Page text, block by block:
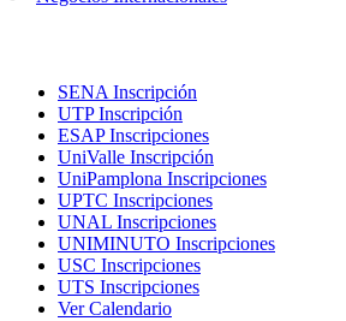
SENA Inscripción
UTP Inscripción
ESAP Inscripciones
UniValle Inscripción
UniPamplona Inscripciones
UPTC Inscripciones
UNAL Inscripciones
UNIMINUTO Inscripciones
USC Inscripciones
UTS Inscripciones
Ver Calendario